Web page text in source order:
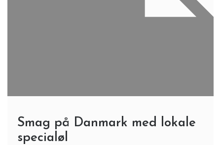
Smag på Danmark med lokale
specialøl